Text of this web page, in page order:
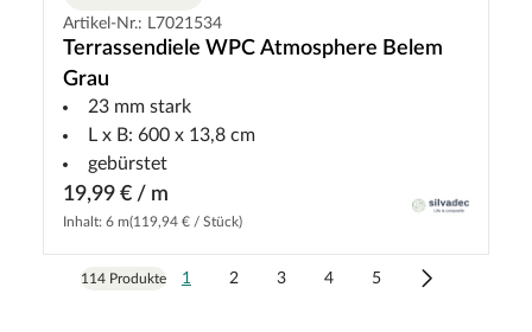
Artikel-Nr.: L7021534
Terrassendiele WPC Atmosphere Belem
Grau
23 mm stark
L x B: 600 x 13,8 cm
gebürstet
19,99 € / m
Inhalt: 6 m(119,94 € / Stück)
114 Produkte 1 2 3 4 5